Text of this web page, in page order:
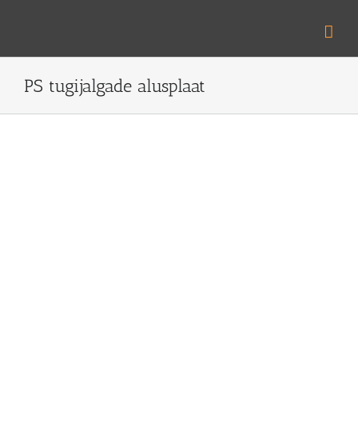
PS tugijalgade alusplaat